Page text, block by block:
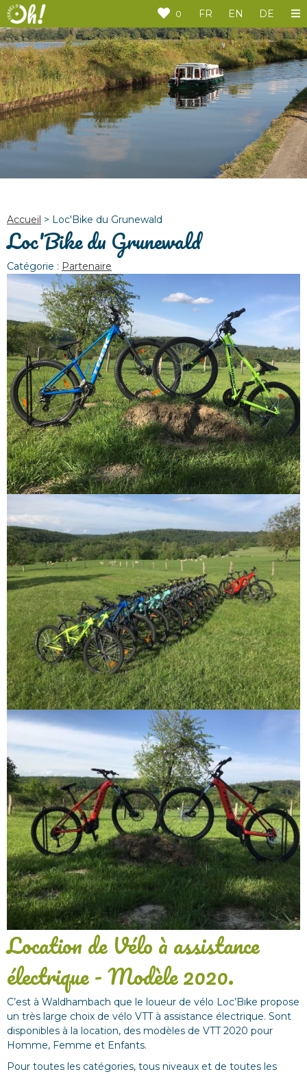
0 FR EN DE
Accueil > Loc'Bike du Grunewald
Loc'Bike du Grunewald
Catégorie : Partenaire
Location de Vélo à assistance
électrique - Modèle 2020.
C’est à Waldhambach que le loueur de vélo Loc’Bike propose
un très large choix de vélo VTT à assistance électrique. Sont
disponibles à la location, des modèles de VTT 2020 pour
Homme, Femme et Enfants.
Pour toutes les catégories, tous niveaux et de toutes les
Panneau de gestion des cookies